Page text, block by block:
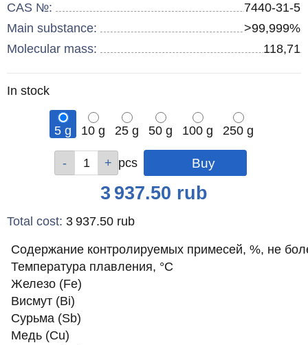
CAS №:
7440-31-5
Main substance:
>99,999%
Molecular mass:
118,71
Remainder
In stock
5 g 10 g 25 g 50 g 100 g
250 g
pcs pcs
pcs
pcs
pcs
pcs
3 937.50 rub
Total cost: 3 937.50 rub
Содержание контролируемых примесей, %, не
Температура плавления, °С
Железо (Fe)
Висмут (Bi)
Сурьма (Sb)
Медь (Cu)